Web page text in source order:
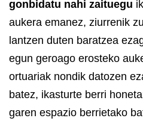
gonbidatu nahi zaituegu
aukera emanez, ziurrenik
lantzen duten baratzea
egun geroago erosteko
ortuariak nondik datozen
batez, ikasturte berri
garen espazio berrietako